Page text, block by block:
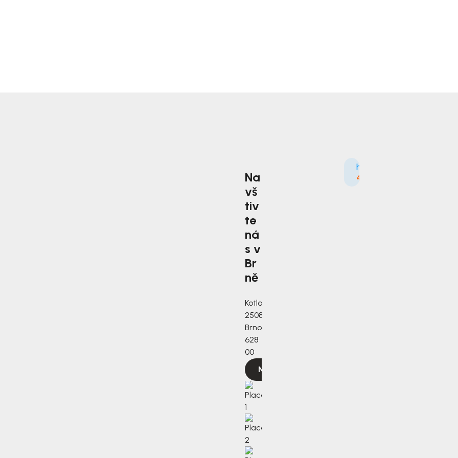
Na
vš
tiv
te
ná
s v
Br
ně
Kotlanova
2508/3a,
Brno,
628
00
Navigovat
4.9